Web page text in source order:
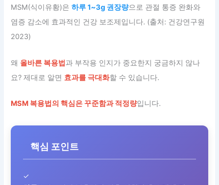
MSM(식이유황)은하루 1~3g 권장량으로 관절 통증 완화와
염증 감소에 효과적인 건강 보조제입니다. (출처: 건강연구원
2023)
왜 올바른 복용법과 부작용 인지가 중요한지 궁금하지 않나
요? 제대로 알면 효과를 극대화할 수 있습니다.
MSM 복용법의 핵심은 꾸준함과 적정량입니다.
핵심 포인트
✓